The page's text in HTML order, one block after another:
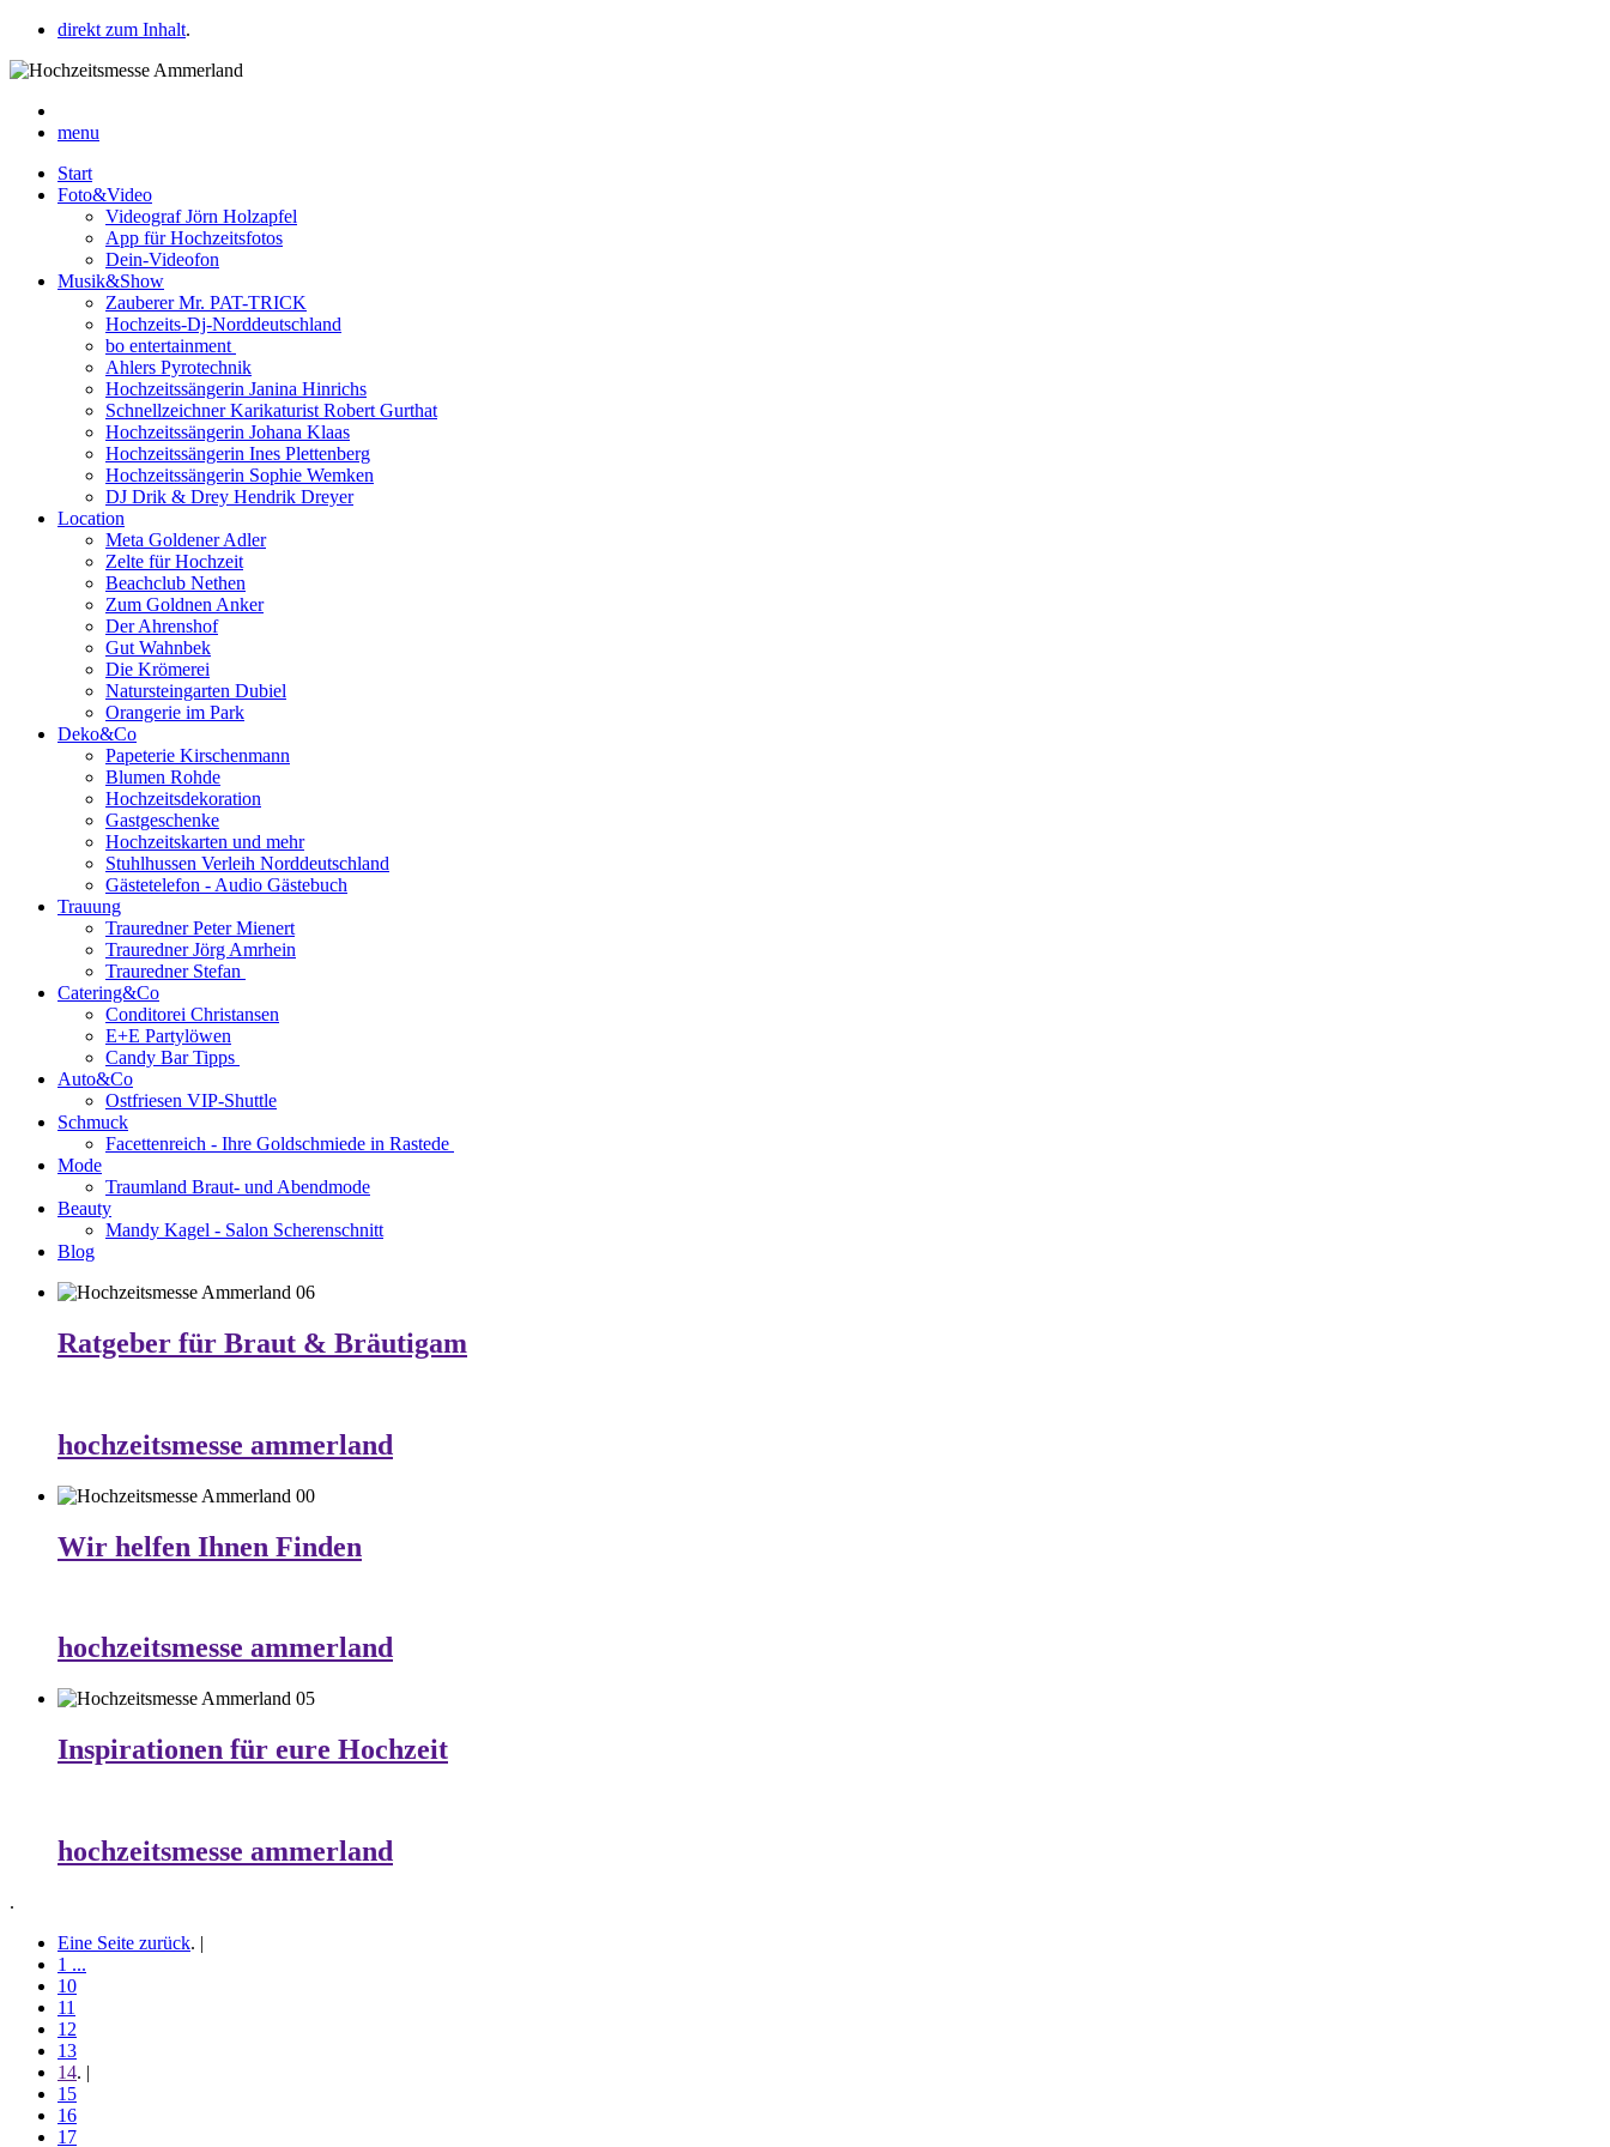
direkt zum Inhalt.
menu
Start
Foto&Video
Videograf Jörn Holzapfel
App für Hochzeitsfotos
Dein-Videofon
Musik&Show
Zauberer Mr. PAT-TRICK
Hochzeits-Dj-Norddeutschland
bo entertainment
Ahlers Pyrotechnik
Hochzeitssängerin Janina Hinrichs
Schnellzeichner Karikaturist Robert Gurthat
Hochzeitssängerin Johana Klaas
Hochzeitssängerin Ines Plettenberg
Hochzeitssängerin Sophie Wemken
DJ Drik & Drey Hendrik Dreyer
Location
Meta Goldener Adler
Zelte für Hochzeit
Beachclub Nethen
Zum Goldnen Anker
Der Ahrenshof
Gut Wahnbek
Die Krömerei
Natursteingarten Dubiel
Orangerie im Park
Deko&Co
Papeterie Kirschenmann
Blumen Rohde
Hochzeitsdekoration
Gastgeschenke
Hochzeitskarten und mehr
Stuhlhussen Verleih Norddeutschland
Gästetelefon - Audio Gästebuch
Trauung
Trauredner Peter Mienert
Trauredner Jörg Amrhein
Trauredner Stefan
Catering&Co
Conditorei Christansen
E+E Partylöwen
Candy Bar Tipps
Auto&Co
Ostfriesen VIP-Shuttle
Schmuck
Facettenreich - Ihre Goldschmiede in Rastede
Mode
Traumland Braut- und Abendmode
Beauty
Mandy Kagel - Salon Scherenschnitt
Blog
Ratgeber für Braut & Bräutigam
hochzeitsmesse ammerland
Wir helfen Ihnen Finden
hochzeitsmesse ammerland
Inspirationen für eure Hochzeit
hochzeitsmesse ammerland
.
Eine Seite zurück. |
1 ...
10
11
12
13
14. |
15
16
17